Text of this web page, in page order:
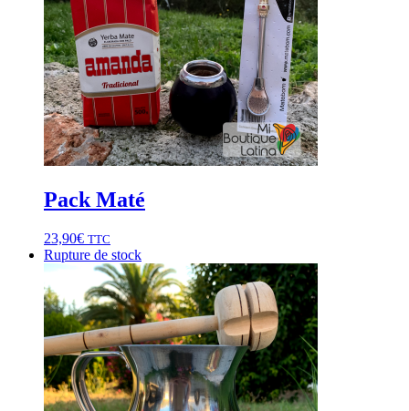
Pack Maté
23,90€ TTC
Rupture de stock